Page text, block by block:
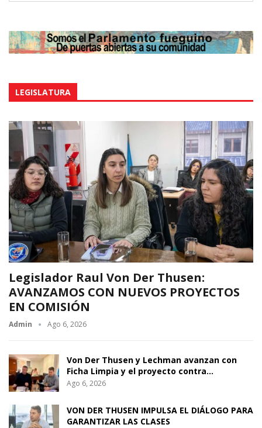
LEGISLATURA
Legislador Raul Von Der Thusen:
AVANZAMOS CON NUEVOS PROYECTOS
EN COMISIÓN
Admin Ago 6, 2026
Von Der Thusen y Lechman avanzan con
Ficha Limpia y el proyecto contra…
Ago 6, 2026
VON DER THUSEN IMPULSA EL DIÁLOGO PARA
GARANTIZAR LAS CLASES